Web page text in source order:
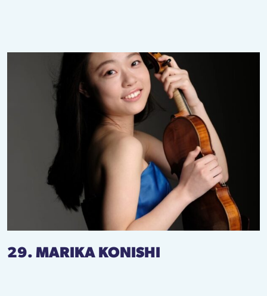
29. MARIKA KONISHI